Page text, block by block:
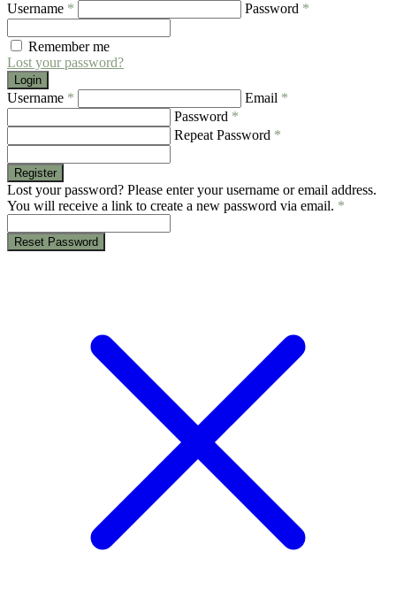
Username * Password *
Remember me
Lost your password?
Login
Username * Email *
Password *
Repeat Password *
Register
Lost your password? Please enter your username or email address.
You will receive a link to create a new password via email. *
Reset Password